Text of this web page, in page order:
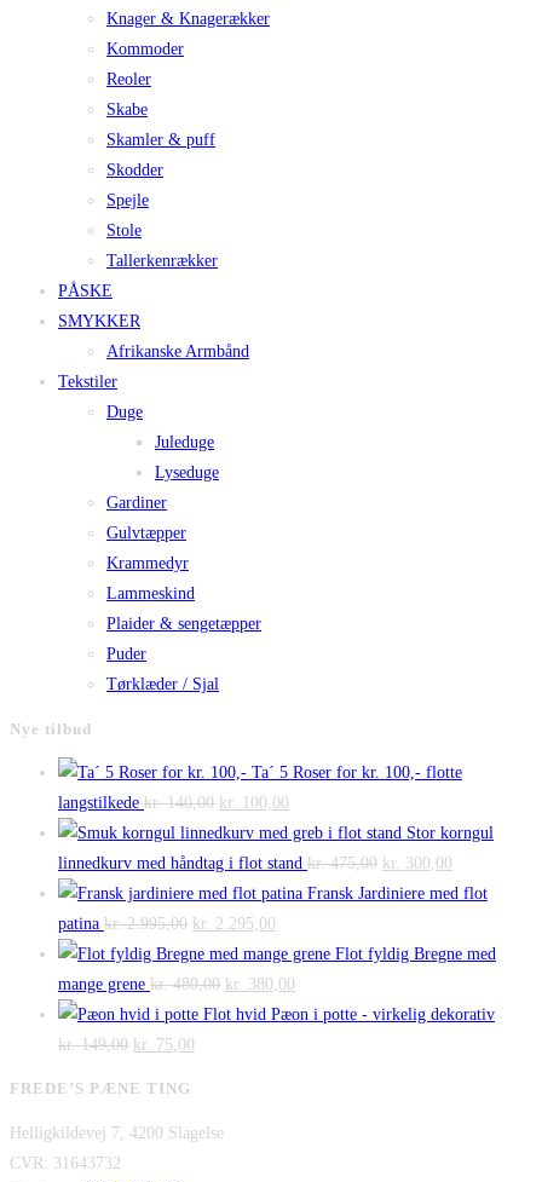
Knager & Knagerækker
Kommoder
Reoler
Skabe
Skamler & puff
Skodder
Spejle
Stole
Tallerkenrækker
PÅSKE
SMYKKER
Afrikanske Armbånd
Tekstiler
Duge
Juleduge
Lyseduge
Gardiner
Gulvtæpper
Krammedyr
Lammeskind
Plaider & sengetæpper
Puder
Tørklæder / Sjal
Nye tilbud
Ta´ 5 Roser for kr. 100,- flotte
langstilkede kr.140,00 Den
oprindelige
pris
var:
kr. 140,00.
kr. 100,00
aktuelle
pris
er:
Stor korngul
linnedkurv med håndtag i flot stand kr.475,00 Den
oprindelige
var:
kr. 300,00
aktuelle
er:
Fransk Jardiniere med flot
patina kr.2.995,00 Den
oprindelige
pris
var:
kr. 2.995,00.
kr. 2.295,00
aktuelle
pris
er:
Flot fyldig Bregne med
mange grene kr.480,00 Den
oprindelige
kr. 380,00
aktuelle
Flot hvid Pæon i potte - virkelig dekorativ
kr.149,00 Den
var:
kr. 75,00
er:
FREDE’S PÆNE TING
Helligkildevej 7, 4200 Slagelse
CVR: 31643732